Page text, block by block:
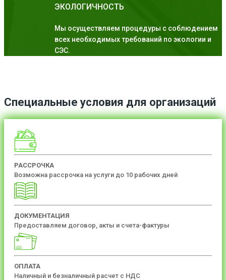
ЭКОЛОГИЧНОСТЬ
Мы осуществляем процедуры с соблюдением
всех необходимых требований по экологии и
СЭС.
Специальные условия для организаций
РАССРОЧКА
Возможна рассрочка на услуги до 10 рабочих дней
ДОКУМЕНТАЦИЯ
Предоставляем договор, акты и счета-фактуры
ОПЛАТА
Наличный и безналичный расчет с НДС